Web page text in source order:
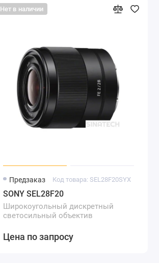
Нет в наличии
Предзаказ Код товара: SEL28F20SYX
SONY SEL28F20
Широкоугольный дискретный
светосильный объектив
Цена по запросу